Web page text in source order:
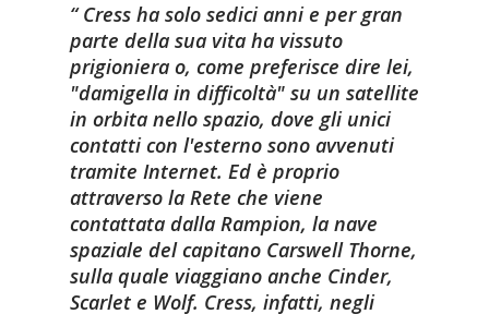
Cress ha solo sedici anni e per gran
parte della sua vita ha vissuto
prigioniera o, come preferisce dire lei,
"damigella in difficoltà" su un satellite
in orbita nello spazio, dove gli unici
contatti con l'esterno sono avvenuti
tramite Internet. Ed è proprio
attraverso la Rete che viene
contattata dalla Rampion, la nave
spaziale del capitano Carswell Thorne,
sulla quale viaggiano anche Cinder,
Scarlet e Wolf. Cress, infatti, negli